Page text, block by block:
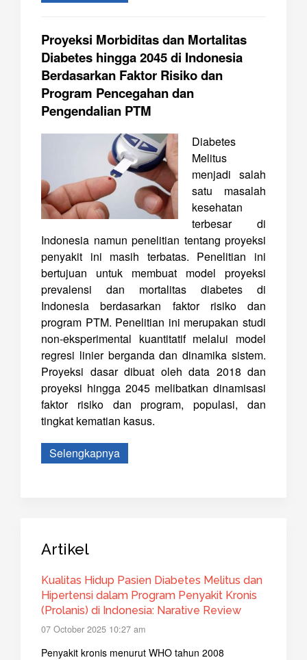
Proyeksi Morbiditas dan Mortalitas
Diabetes hingga 2045 di Indonesia
Berdasarkan Faktor Risiko dan
Program Pencegahan dan
Pengendalian PTM
Diabetes
Melitus
menjadi salah
satu masalah
kesehatan
terbesar di
Indonesia namun penelitian tentang proyeksi
penyakit ini masih terbatas. Penelitian ini
bertujuan untuk membuat model proyeksi
prevalensi dan mortalitas diabetes di
Indonesia berdasarkan faktor risiko dan
program PTM. Penelitian ini merupakan studi
non-eksperimental kuantitatif melalui model
regresi linier berganda dan dinamika sistem.
Proyeksi dasar dibuat oleh data 2018 dan
proyeksi hingga 2045 melibatkan dinamisasi
faktor risiko dan program, populasi, dan
tingkat kematian kasus.
Selengkapnya
Artikel
Kualitas Hidup Pasien Diabetes Melitus dan
Hipertensi dalam Program Penyakit Kronis
(Prolanis) di Indonesia: Narative Review
07 October 2025 10:27 am
Penyakit kronis menurut WHO tahun 2008